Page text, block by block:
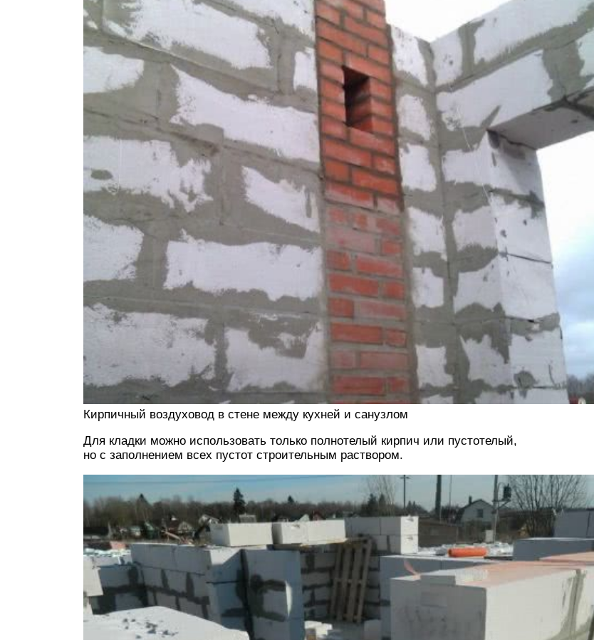
Кирпичный воздуховод в стене между кухней и санузлом
Для кладки можно использовать только полнотелый кирпич или пустотелый,
но с заполнением всех пустот строительным раствором.